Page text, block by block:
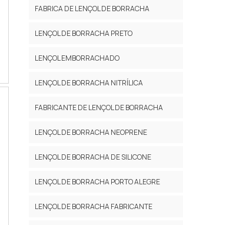
FABRICA DE LENÇOL DE BORRACHA
LENÇOL DE BORRACHA PRETO
LENÇOL EMBORRACHADO
LENÇOL DE BORRACHA NITRÍLICA
FABRICANTE DE LENÇOL DE BORRACHA
LENÇOL DE BORRACHA NEOPRENE
LENÇOL DE BORRACHA DE SILICONE
LENÇOL DE BORRACHA PORTO ALEGRE
LENÇOL DE BORRACHA FABRICANTE